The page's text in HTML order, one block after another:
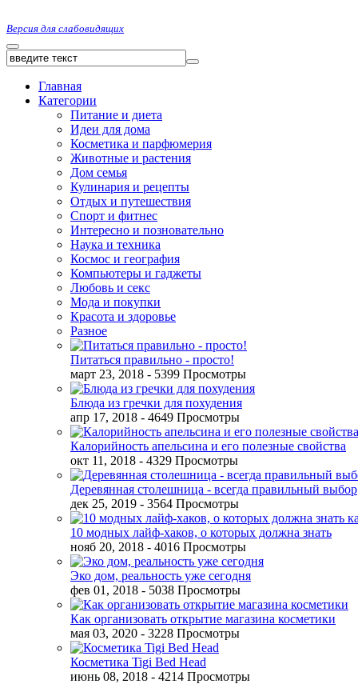
Версия для слабовидящих
Главная
Категории
Питание и диета
Идеи для дома
Косметика и парфюмерия
Животные и растения
Дом семья
Кулинария и рецепты
Отдых и путешествия
Спорт и фитнес
Интересно и позновательно
Наука и техника
Космос и география
Компьютеры и гаджеты
Любовь и секс
Мода и покупки
Красота и здоровье
Разное
Питаться правильно - просто!
март 23, 2018 - 5399 Просмотры
Блюда из гречки для похудения
апр 17, 2018 - 4649 Просмотры
Калорийность апельсина и его полезные свойства
окт 11, 2018 - 4329 Просмотры
Деревянная столешница - всегда правильный выбор
дек 25, 2019 - 3564 Просмотры
10 модных лайф-хаков, о которых должна знать
нояб 20, 2018 - 4016 Просмотры
Эко дом, реальность уже сегодня
фев 01, 2018 - 5038 Просмотры
Как организовать открытие магазина косметики
мая 03, 2020 - 3228 Просмотры
Косметика Tigi Bed Head
июнь 08, 2018 - 4214 Просмотры